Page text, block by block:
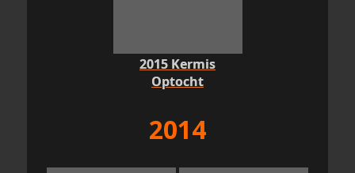
2015 Kermis
Optocht
2014